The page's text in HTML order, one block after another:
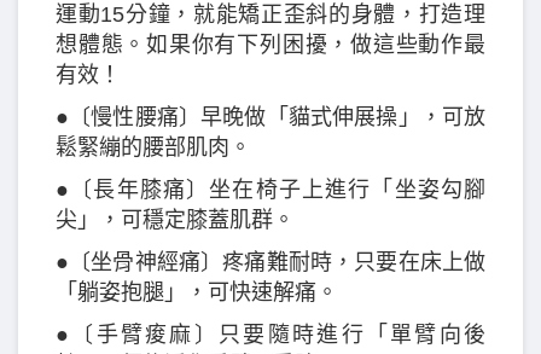
運動15分鐘，就能矯正歪斜的身體，打造理
想體態。如果你有下列困擾，做這些動作最
有效！
●〔慢性腰痛〕早晚做「貓式伸展操」，可放
鬆緊繃的腰部肌肉。
●〔長年膝痛〕坐在椅子上進行「坐姿勾腳
尖」，可穩定膝蓋肌群。
●〔坐骨神經痛〕疼痛難耐時，只要在床上做
「躺姿抱腿」，可快速解痛。
●〔手臂痠麻〕只要隨時進行「單臂向後